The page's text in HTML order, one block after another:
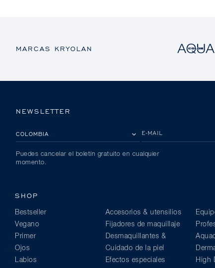
MARCAS KRYOLAN
NEWSLETTER
E-MAIL
Puedes cancelar el boletín gratuito en cualquier
momento.
SHOP
Bestseller
Vegano
Primer
Ojos
Labios
Accesorios & utensilios
Fijadores de maquillaje
Desmaquillantes &
Cuidado de la piel
Efectos especiales
High